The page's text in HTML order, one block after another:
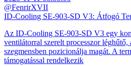
@FenrirXVII
ID-Cooling SE-903-SD V3: Átfogó
Az ID-Cooling SE-903-SD V3 egy
ventilátorral szerelt processzor léghűtő,
szegmensben pozicionálja magát. A
támogatással rendelkezik